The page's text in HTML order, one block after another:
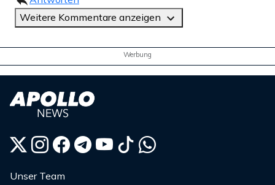
Weitere Kommentare anzeigen
Werbung
Unser Team